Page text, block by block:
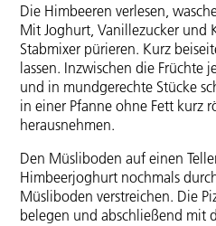
Die Himbeeren verlesen,
Mit Joghurt, Vanillezucker und
Stabmixer pürieren. Kurz
lassen. Inzwischen die Früchte
und in mundgerechte Stücke
in einer Pfanne ohne Fett kurz
herausnehmen.
Den Müsliboden auf einen
Himbeerjoghurt nochmals
Müsliboden verstreichen. Die
belegen und abschließend mit